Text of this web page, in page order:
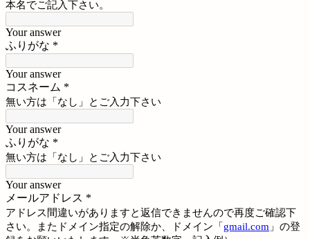
本名でご記入下さい。
Your answer
ふりがな *
Your answer
コスネーム *
無い方は「なし」とご入力下さい
Your answer
ふりがな *
無い方は「なし」とご入力下さい
Your answer
メールアドレス *
アドレス間違いがありますと返信できませんので再度ご確認下
さい。またドメイン指定の解除か、ドメイン「 gmail.com 」の登